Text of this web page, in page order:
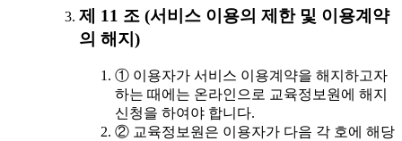
제 11 조 (서비스 이용의 제한 및 이용계약
의 해지)
① 이용자가 서비스 이용계약을 해지하고자
하는 때에는 온라인으로 교육정보원에 해지
신청을 하여야 합니다.
② 교육정보원은 이용자가 다음 각 호에 해당